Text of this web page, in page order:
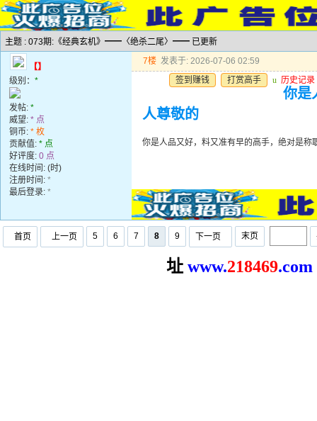
主题 : 073期:《经典玄机》━━〈绝杀二尾〉━━ 已更新
【】
级别： *
发帖: *
威望: * 点
铜币: * 枚
贡献值: * 点
好评度: 0 点
在线时间: (时)
注册时间: *
最后登录: *
7楼 发表于: 2026-07-06 02:59
签到赚钱
打赏高手 u 历史记录
你是
人尊敬的
你是人品又好，料又准有早的高手，绝对是称
首页 上一页 5 6 7 8 9 下一页 末页
址 www.218469.com